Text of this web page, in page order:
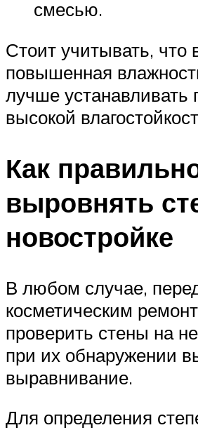
смесью.
Стоит учитывать, что
повышенная
лучше устанавливать
высокой
Как
выровнять
новостройке
В любом случае,
косметическим
проверить стены на
при их обнаружении
выравнивание.
Для определения